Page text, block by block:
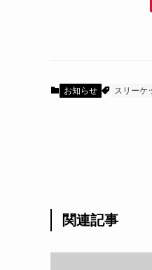
お知らせ スリーケ
関連記事